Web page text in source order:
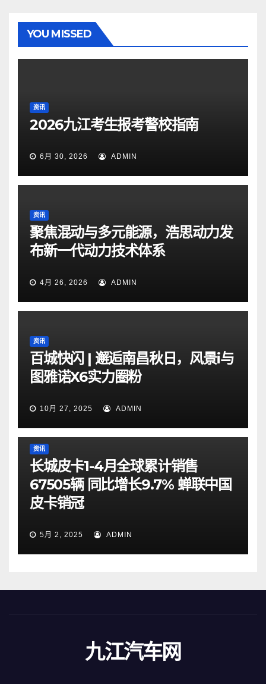
YOU MISSED
资讯
2026九江考生报考警校指南
6月 30, 2026 ADMIN
资讯
聚焦混动与多元能源，浩思动力发
布新一代动力技术体系
4月 26, 2026 ADMIN
资讯
百城快闪 | 邂逅南昌秋日，风景i与
图雅诺X6实力圈粉
10月 27, 2025 ADMIN
资讯
长城皮卡1-4月全球累计销售
67505辆 同比增长9.7% 蝉联中国
皮卡销冠
5月 2, 2025 ADMIN
九江汽车网